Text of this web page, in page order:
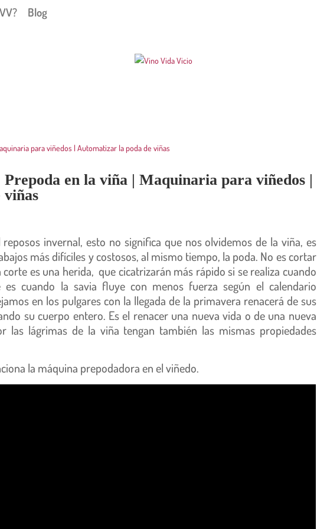
Blog
en la viña | Maquinaria para viñedos |
invernal, esto no significa que nos olvidemos de la viña, es
más difíciles y costosos, al mismo tiempo, la poda. No es cortar
es una herida, que cicatrizarán más rápido si se realiza cuando
cuando la savia fluye con menos fuerza según el calendario
en los pulgares con la llegada de la primavera renacerá de sus
su cuerpo entero. Es el renacer una nueva vida o de una nueva
las lágrimas de la viña tengan también las mismas propiedades
la máquina prepodadora en el viñedo.